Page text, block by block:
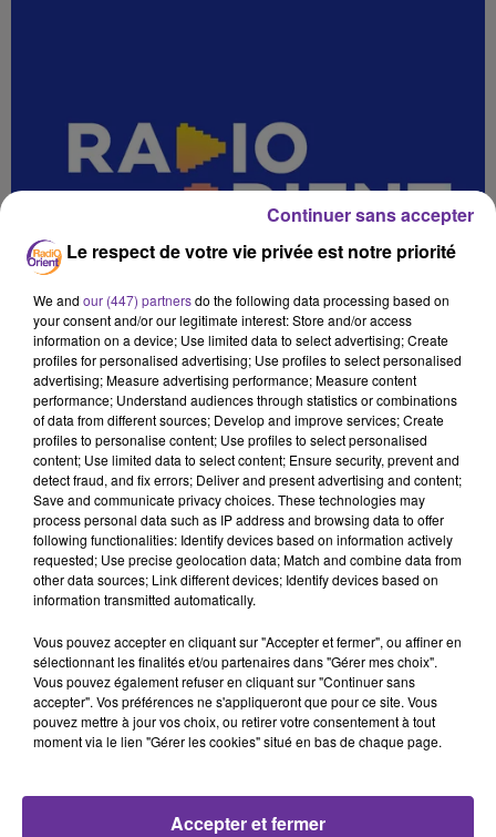
ZAWIYAT AL CHARK PA `TAREK WEHBE `VOL DU
27 octobre 2025 - 1 sec
LOUVRE `ROGER 27`10`25_
omar
ZAWIYAT AL CHARK PA `TAREK WEHBE `VOL DU
LOUVRE `ROGER 27`10`25_
LOUVRE `ROGER 27`10`25_
Le respect de votre vie privée est notre priorité
We and our (447) partnersdo the following data processing based on
your consent and/or our legitimate interest: Store and/or access
information on a device; Use limited data to select advertising; Create
profiles for personalised advertising; Use profiles to select personalised
advertising; Measure advertising performance; Measure content
performance; Understand audiences through statistics or combinations
of data from different sources; Develop and improve services; Create
profiles to personalise content; Use profiles to select personalised
content; Use limited data to select content; Ensure security, prevent and
detect fraud, and fix errors; Deliver and present advertising and content;
Save and communicate privacy choices. These technologies may
process personal data such as IP address and browsing data to offer
following functionalities: Identify devices based on information actively
requested; Use precise geolocation data; Match and combine data from
other data sources; Link different devices; Identify devices based on
information transmitted automatically.
Vous pouvez accepter en cliquant sur "Accepter et fermer", ou affiner en
sélectionnant les finalités et/ou partenaires dans "Gérer mes choix".
Vous pouvez également refuser en cliquant sur "Continuer sans
accepter". Vos préférences ne s'appliqueront que pour ce site. Vous
pouvez mettre à jour vos choix, ou retirer votre consentement à tout
moment via le lien "Gérer les cookies" situé en bas de chaque page.
Accepter et fermer
Continuer sans accepter